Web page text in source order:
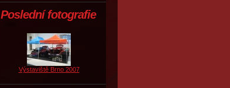
Poslední fotografie
Výstaviště Brno 2007